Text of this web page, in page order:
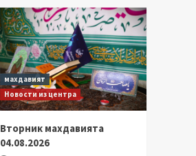
махдавият
Новости из центра
Вторник махдавията
04.08.2026